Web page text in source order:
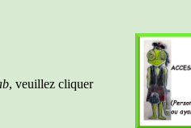
, veuillez cliquer